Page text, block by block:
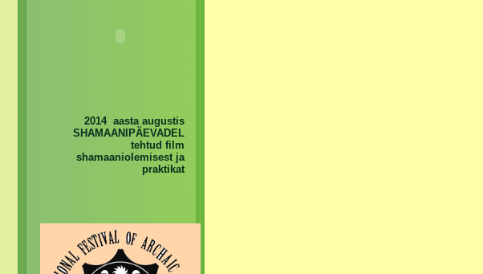
2014 aasta augustis
SHAMAANIPÄEVADEL
tehtud film
shamaaniolemisest ja
praktikat